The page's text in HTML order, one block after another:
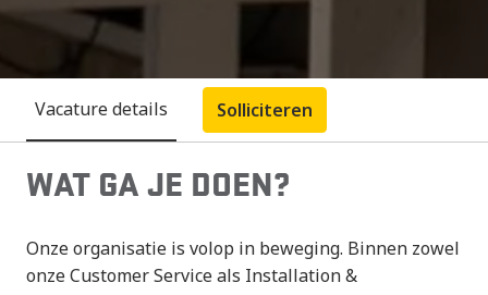
Vacature details Solliciteren
WAT GA JE DOEN?
Onze organisatie is volop in beweging. Binnen zowel
onze Customer Service als Installation &